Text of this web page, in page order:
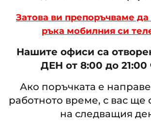
Затова ви препоръчваме
ръка мобилния си
Нашите офиси са
ДЕН от 8:00 до 21:00
Ако поръчката е
работното време, с вас ще
на следващия